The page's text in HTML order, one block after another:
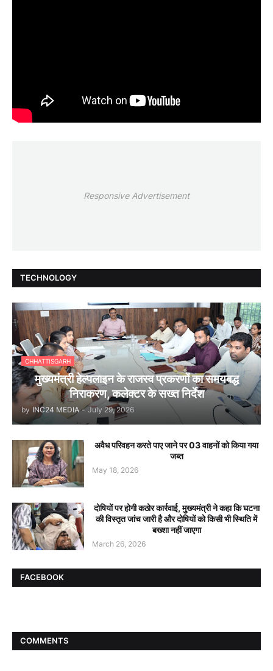
Responsive Advertisement
TECHNOLOGY
CHHATTISGARH
मुख्यमंत्री हेल्पलाइन के राजस्व प्रकरणों का समयबद्ध
निराकरण, कलेक्टर के सख्त निर्देश
by INC24 MEDIA - July 29, 2026
अवैध परिवहन करते पाए जाने पर 03 वाहनों को किया गया
जब्त
May 18, 2026
दोषियों पर होगी कठोर कार्रवाई, मुख्यमंत्री ने कहा कि घटना
की विस्तृत जांच जारी है और दोषियों को किसी भी स्थिति में
बख्शा नहीं जाएगा
March 26, 2026
FACEBOOK
COMMENTS